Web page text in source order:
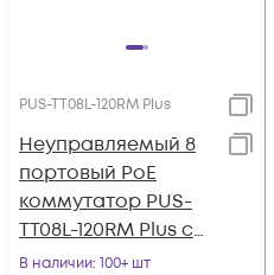
PUS-TT08L-120RM Plus
Неуправляемый 8
портовый PoE
коммутатор PUS-
TT08L-120RM Plus с
изоляцией портов и
В наличии: 100+ шт